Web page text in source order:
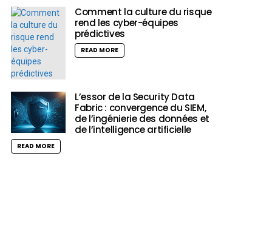
Comment la culture du risque
rend les cyber-équipes
prédictives
READ MORE
L’essor de la Security Data
Fabric : convergence du SIEM,
de l’ingénierie des données et
de l’intelligence artificielle
READ MORE